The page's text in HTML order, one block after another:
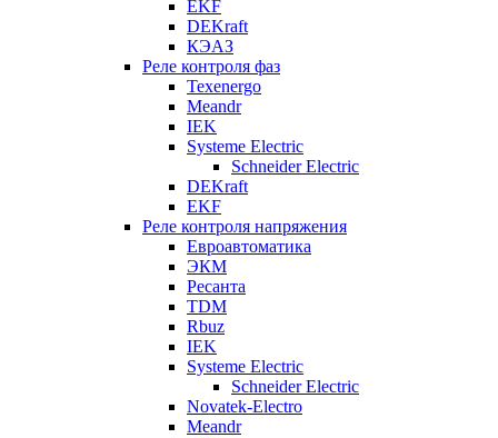
EKF
DEKraft
КЭАЗ
Реле контроля фаз
Texenergo
Meandr
IEK
Systeme Electric
Schneider Electric
DEKraft
EKF
Реле контроля напряжения
Евроавтоматика
ЭКМ
Ресанта
TDM
Rbuz
IEK
Systeme Electric
Schneider Electric
Novatek-Electro
Meandr